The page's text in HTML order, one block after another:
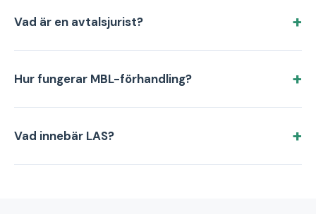
Vad är en avtalsjurist?
Hur fungerar MBL-förhandling?
Vad innebär LAS?